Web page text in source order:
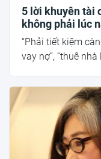
5 lời khuyên tài
không phải lúc
“Phải tiết kiệm
vay nợ”, “thuê